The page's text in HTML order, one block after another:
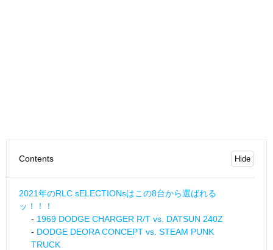
Contents
2021年のRLC sELECTIONsはこの8台から選ばれる
ッ！！！
1969 DODGE CHARGER R/T vs. DATSUN 240Z
DODGE DEORA CONCEPT vs. STEAM PUNK
TRUCK